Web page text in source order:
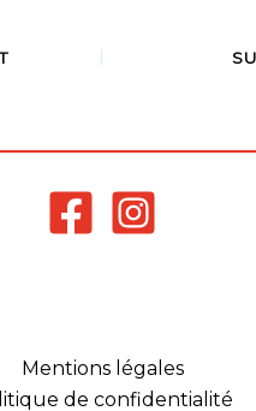
Mentions légales
de confidentialité